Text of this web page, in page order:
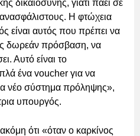
δικαιοσύνης, γιατί πάει σε
Η φτώχεια
είναι αυτός που πρέπει να
δωρεάν πρόσβαση, να
Αυτό είναι το
ένα voucher για να
νέο σύστημα πρόληψης»,
υπουργός.
ότι «όταν ο καρκίνος